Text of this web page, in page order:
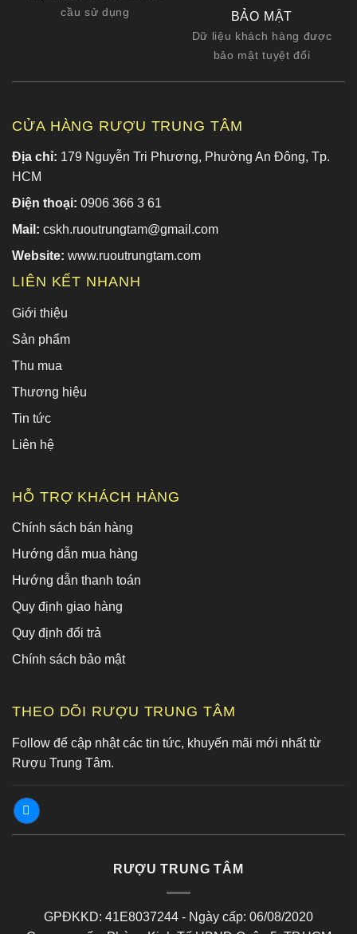
cầu sử dụng
BẢO MẬT
Dữ liệu khách hàng được
bảo mật tuyệt đối
CỬA HÀNG RƯỢU TRUNG TÂM
Địa chỉ: 179 Nguyễn Tri Phương, Phường An Đông, Tp.
HCM
Điện thoại: 0906 366 3 61
Mail: cskh.ruoutrungtam@gmail.com
Website: www.ruoutrungtam.com
LIÊN KẾT NHANH
Giới thiệu
Sản phẩm
Thu mua
Thương hiệu
Tin tức
Liên hệ
HỖ TRỢ KHÁCH HÀNG
Chính sách bán hàng
Hướng dẫn mua hàng
Hướng dẫn thanh toán
Quy định giao hàng
Quy định đổi trả
Chính sách bảo mật
THEO DÕI RƯỢU TRUNG TÂM
Follow để cập nhật các tin tức, khuyến mãi mới nhất từ
Rượu Trung Tâm.
RƯỢU TRUNG TÂM
GPĐKKD: 41E8037244 - Ngày cấp: 06/08/2020